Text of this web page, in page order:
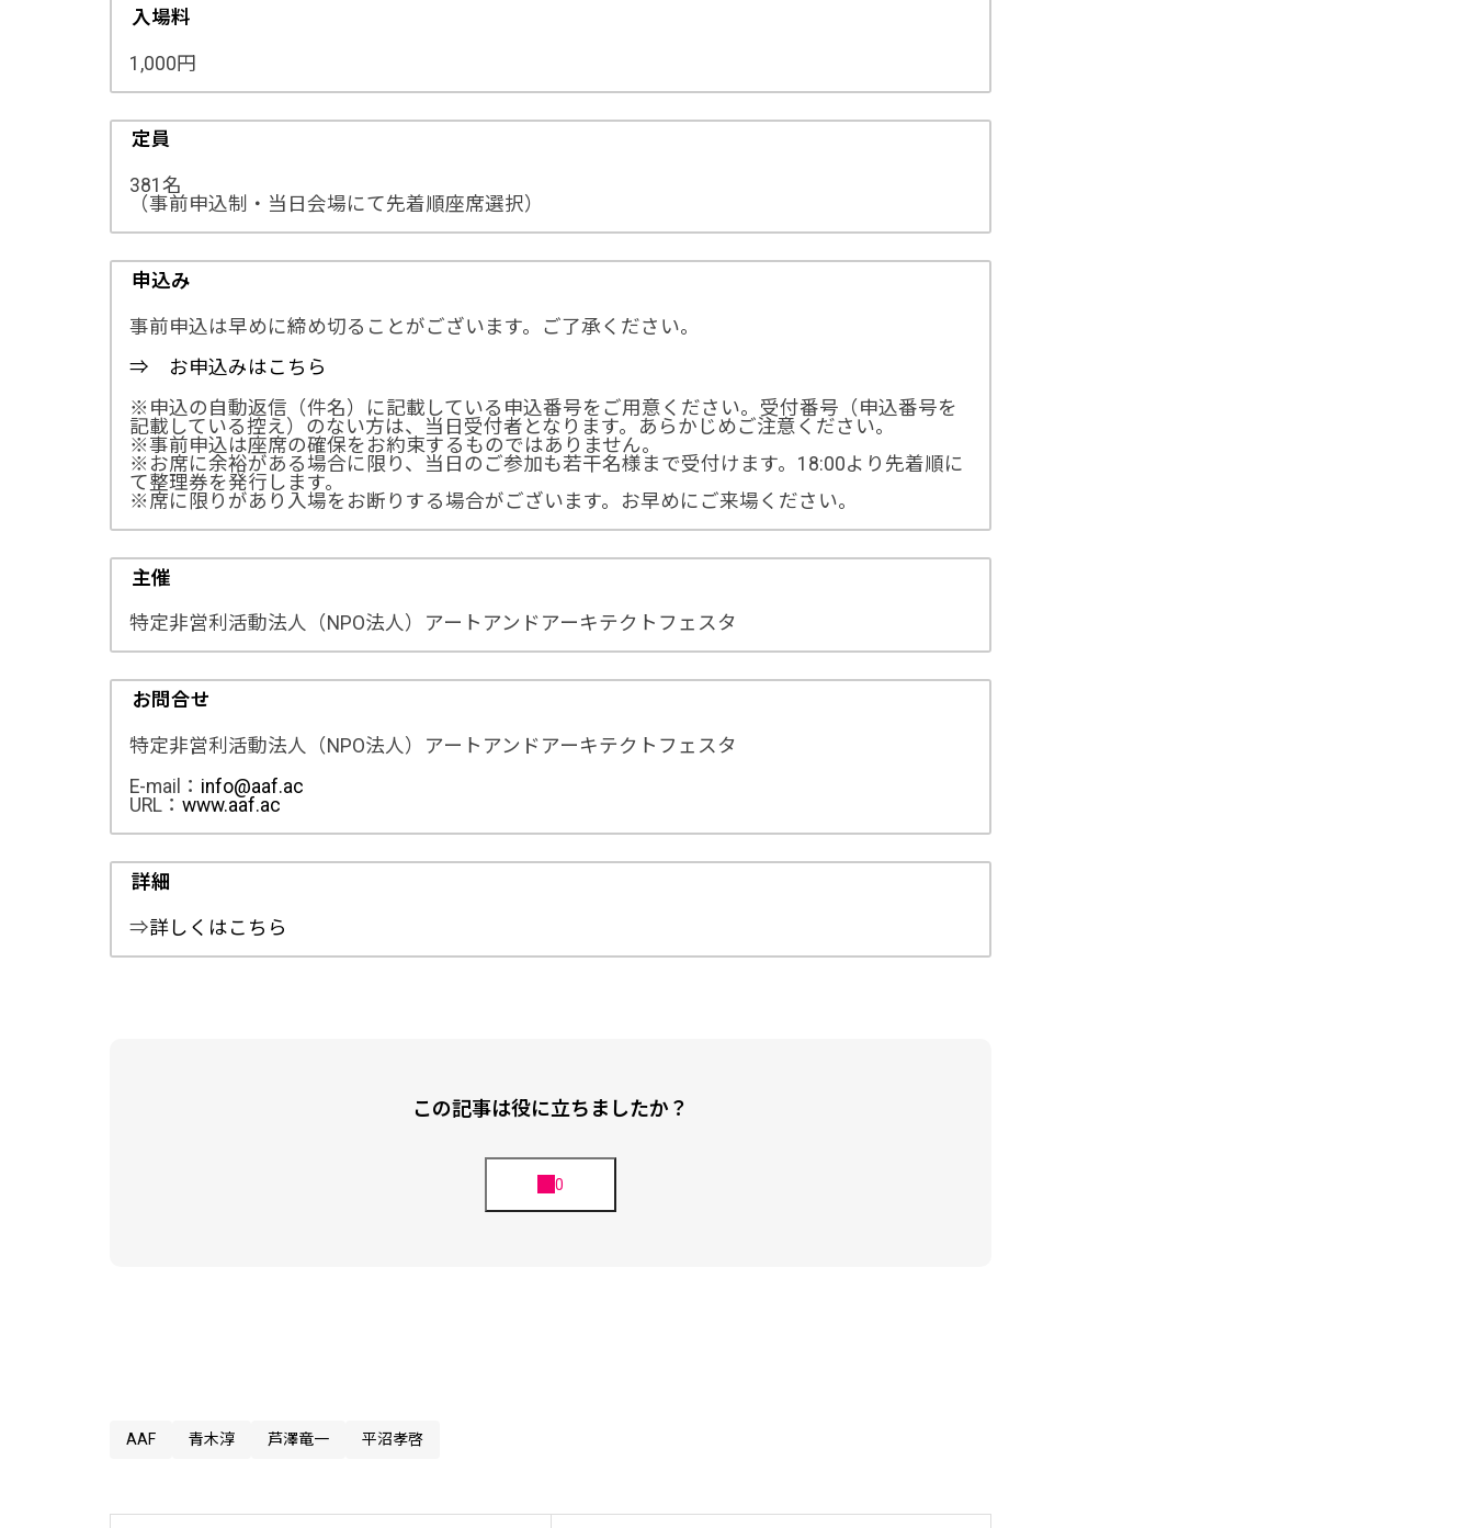
入場料
1,000円
定員
381名
（事前申込制・当日会場にて先着順座席選択）
申込み
事前申込は早めに締め切ることがございます。ご了承ください。
⇒ お申込みはこちら
※申込の自動返信（件名）に記載している申込番号をご用意ください。受付番号（申込番号を
記載している控え）のない方は、当日受付者となります。あらかじめご注意ください。
※事前申込は座席の確保をお約束するものではありません。
※お席に余裕がある場合に限り、当日のご参加も若干名様まで受付けます。18:00より先着順に
て整理券を発行します。
※席に限りがあり入場をお断りする場合がございます。お早めにご来場ください。
主催
特定非営利活動法人（NPO法人）アートアンドアーキテクトフェスタ
お問合せ
特定非営利活動法人（NPO法人）アートアンドアーキテクトフェスタ
E-mail： info@aaf.ac
URL： www.aaf.ac
詳細
⇒詳しくはこちら
この記事は役に立ちましたか？
AAF 青木淳 芦澤竜一 平沼孝啓